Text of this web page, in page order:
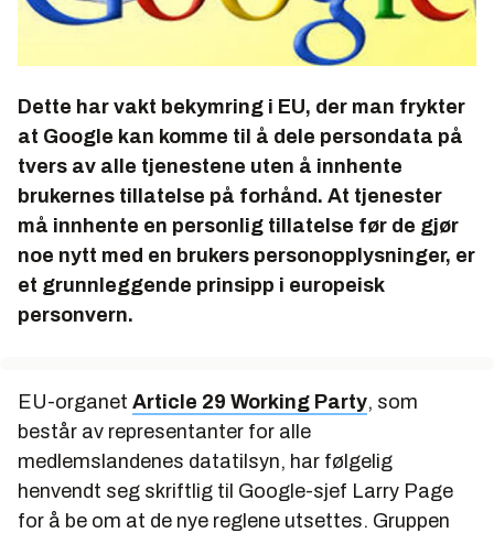
Dette har vakt bekymring i EU, der man frykter
at Google kan komme til å dele persondata på
tvers av alle tjenestene uten å innhente
brukernes tillatelse på forhånd. At tjenester
må innhente en personlig tillatelse før de gjør
noe nytt med en brukers personopplysninger, er
et grunnleggende prinsipp i europeisk
personvern.
EU-organet Article 29 Working Party, som
består av representanter for alle
medlemslandenes datatilsyn, har følgelig
henvendt seg skriftlig til Google-sjef Larry Page
for å be om at de nye reglene utsettes. Gruppen